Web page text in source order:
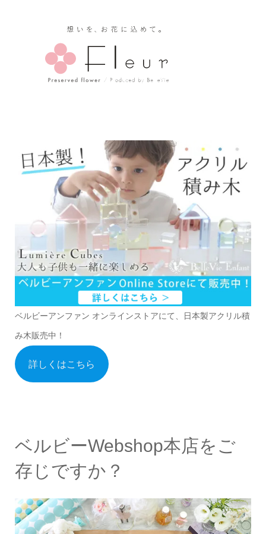
ベルビーアンファン オンラインストアにて、日本製アクリル積
み木販売中！
詳しくはこちら
ベルビーWebshop本店をご
存じですか？